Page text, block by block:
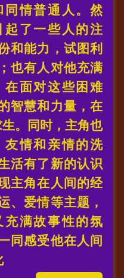
情普通人。然
了一些人的注
和能力，试图利
也有人对他充满
面对这些困难
智慧和力量，在
。同时，主角也
情和亲情的洗
活有了新的认识
主角在人间的经
、爱情等主题，
满故事性的氛
同感受他在人间